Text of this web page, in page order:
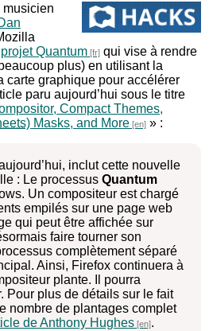
musicien
projet Quantum
qui vise à rendre
plus) en utilisant la
carte graphique pour accélérer
paru aujourd’hui sous le titre
Compact Themes,
Masks, and More » :
inclut cette nouvelle
: Le processus Quantum
Un compositeur est chargé
empilés sur une page web
qui peut être affichée sur
faire tourner son
complètement séparé
Ainsi, Firefox continuera à
plante. Il pourra
Pour plus de détails sur le fait
nombre de plantages complet
de Anthony Hughes .